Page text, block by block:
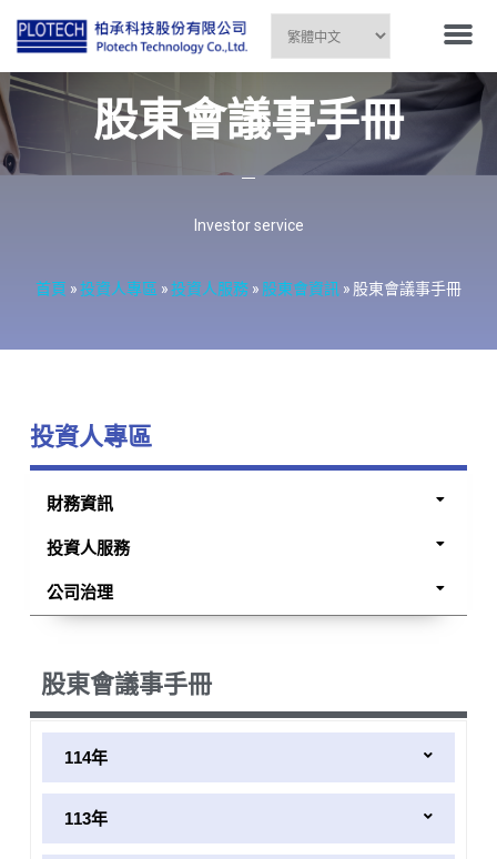
股東會議事手冊
Investor service
首頁 »投資人專區 »投資人服務 » 股東會資訊 » 股東會議事手冊
投資人專區
財務資訊
投資人服務
公司治理
股東會議事手冊
114年
113年